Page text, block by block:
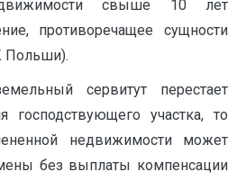
свыше 10 лет
противоречащее сущности
Польши).
сервитут перестает
господствующего участка, то
недвижимости может
без выплаты компенсации